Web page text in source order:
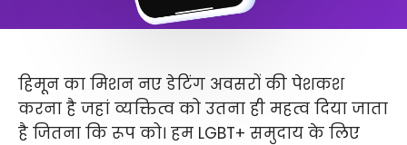
हिमून का मिशन नए डेटिंग अवसरों की पेशकश
करना है जहां व्यक्तित्व को उतना ही महत्व दिया जाता
है जितना कि रूप को। हम LGBT+ समुदाय के लिए